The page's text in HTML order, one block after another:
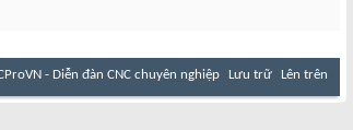
- Diễn đàn CNC chuyên nghiệp Lưu trữ Lên trên